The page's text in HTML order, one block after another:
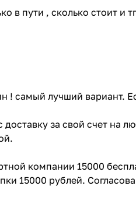
в пути , сколько стоит и
! самый лучший вариант.
за свой счет на
компании 15000
15000 рублей.